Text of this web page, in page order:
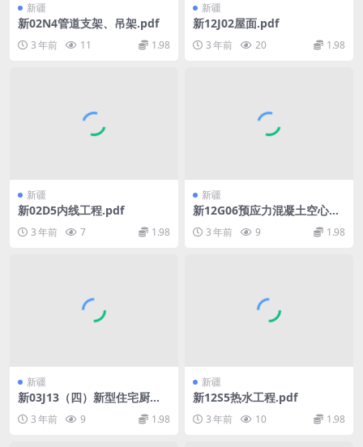
新疆
新02N4管道支架、吊架.pdf
3 年前 11 1.98
新疆
新12J02屋面.pdf
3 年前 20 1.98
新疆
新02D5内线工程.pdf
3 年前 7 1.98
新疆
新12G06预应力混凝土空心板.
3 年前 9 1.98
新疆
新03J13（四）新型住宅厨房
df 3 年前 9 1.98
新疆
新12S5热水工程.pdf
3 年前 10 1.98